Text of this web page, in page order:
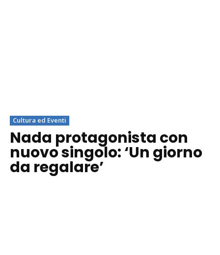
Cultura ed Eventi
Nada protagonista con
nuovo singolo: ‘Un giorno
da regalare’